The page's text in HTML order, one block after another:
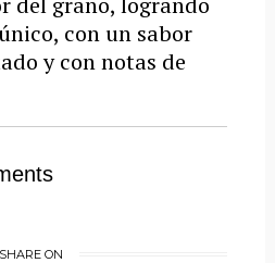
con un sabor
y con notas de
SHARE ON